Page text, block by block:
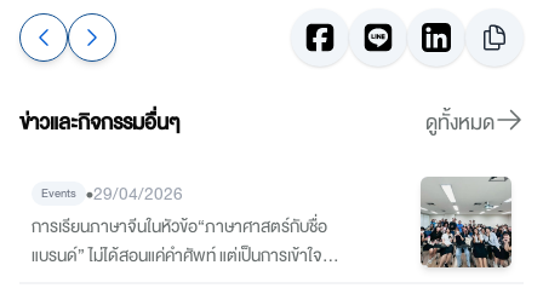
ข่าวและกิจกรรมอื่นๆ ดูทั้งหมด
Events •29/04/2026
การเรียนภาษาจีนในหัวข้อ“ภาษาศาสตร์กับชื่อ
แบรนด์” ไม่ได้สอนแค่คำศัพท์ แต่เป็นการเข้าใจว่า